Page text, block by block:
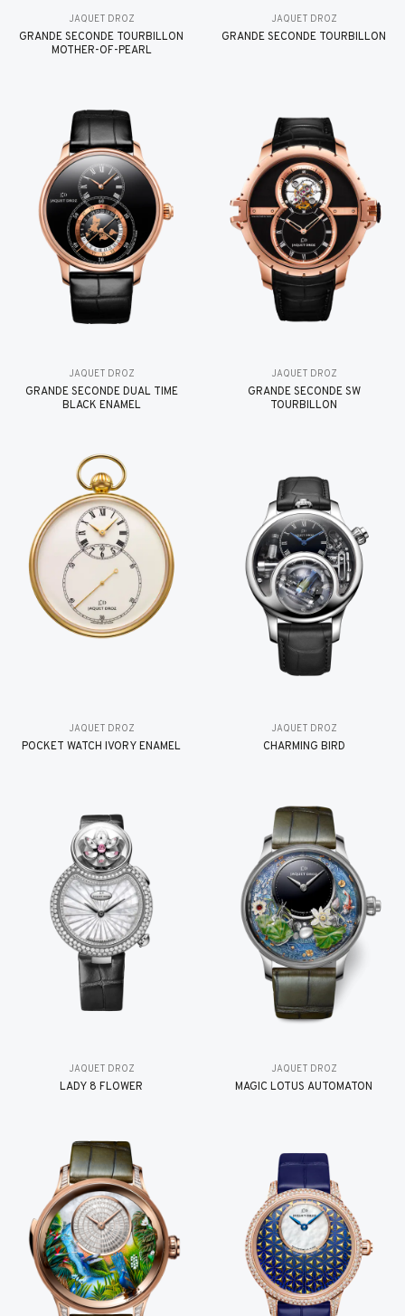
JAQUET DROZ
GRANDE SECONDE TOURBILLON
MOTHER-OF-PEARL
JAQUET DROZ
GRANDE SECONDE TOURBILLON
JAQUET DROZ
GRANDE SECONDE DUAL TIME
BLACK ENAMEL
JAQUET DROZ
GRANDE SECONDE SW
TOURBILLON
JAQUET DROZ
POCKET WATCH IVORY ENAMEL
JAQUET DROZ
CHARMING BIRD
JAQUET DROZ
LADY 8 FLOWER
JAQUET DROZ
MAGIC LOTUS AUTOMATON